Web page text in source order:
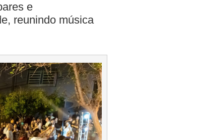
e
reunindo música